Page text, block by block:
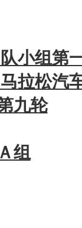
小组第
拉松汽
九轮
组